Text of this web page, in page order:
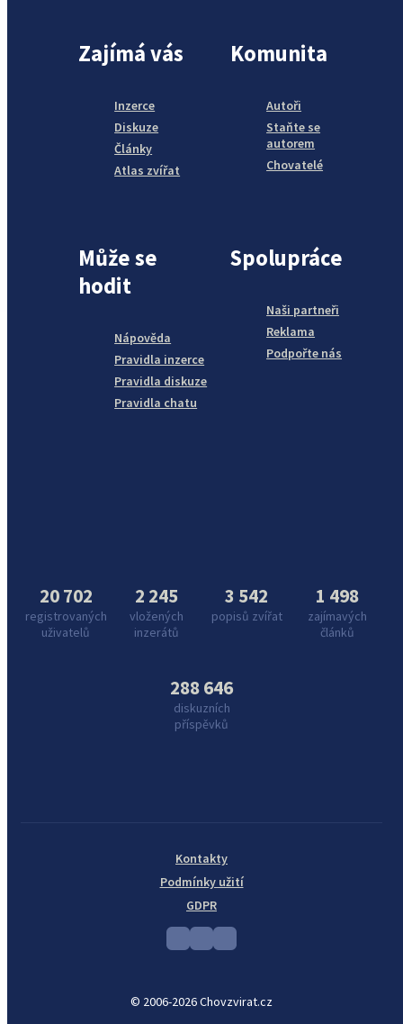
Zajímá vás
Inzerce
Diskuze
Články
Atlas zvířat
Komunita
Autoři
Staňte se
autorem
Chovatelé
Může se
hodit
Nápověda
Pravidla inzerce
Pravidla diskuze
Pravidla chatu
Spolupráce
Naši partneři
Reklama
Podpořte nás
20 702
registrovaných
uživatelů
2 245
vložených
inzerátů
3 542
popisů zvířat
1 498
zajímavých
článků
288 646
diskuzních
příspěvků
© 2006-2026 Chovzvirat.cz
Kontakty
Podmínky užití
GDPR